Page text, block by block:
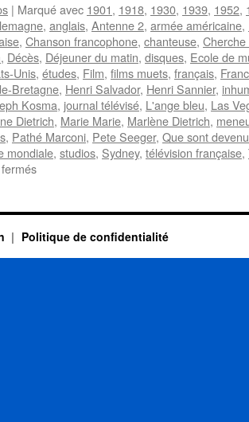
| Marqué avec 1901, 1918, 1930, 1939, 1952,
, anglais, Antenne 2, armée américaine,
, Chanson francophone, chanteuse,
, Décès, Déjeuner du matin, disques, Ecole de
Unis, études, Film, films muets, français,
Bretagne, Henri Salvador, Henri Sannier,
Kosma, journal télévisé, L'ange bleu, Las
Dietrich, Marie Marie, Marlène Dietrich,
, Pathé Marconi, Pete Seeger, Que sont
mondiale, studios, Sydney, télévision française,
sur
Politique de confidentialité